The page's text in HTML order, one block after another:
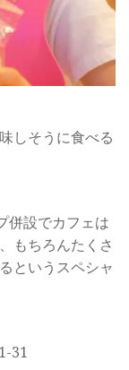
しそうに食べる
併設でカフェは
もちろんたくさ
というスペシャ
31